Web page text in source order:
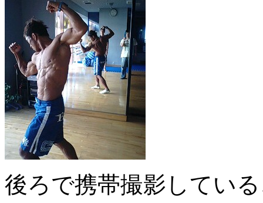
後ろで携帯撮影してい